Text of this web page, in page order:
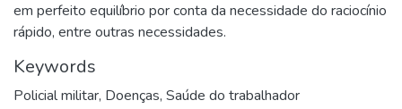
em perfeito equilíbrio por conta da necessidade do raciocínio
rápido, entre outras necessidades.
Keywords
Policial militar, Doenças, Saúde do trabalhador